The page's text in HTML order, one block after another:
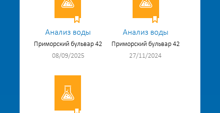
Анализ воды
Приморский бульвар 42
08/09/2025
Анализ воды
Приморский бульвар 42
27/11/2024